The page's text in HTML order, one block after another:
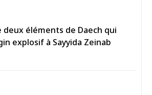
éléments de Daech qui
explosif à Sayyida Zeinab